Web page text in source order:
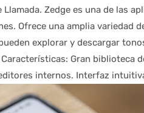
Zedge es una de las
Ofrece una amplia variedad
explorar y descargar
Gran biblioteca
internos. Interfaz